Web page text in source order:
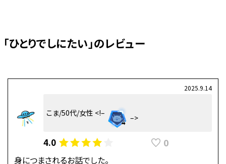
「ひとりでしにたい」のレビュー
2025.9.14
こま/50代/女性 <!– –>
4.0 0
身につまされるお話でした。